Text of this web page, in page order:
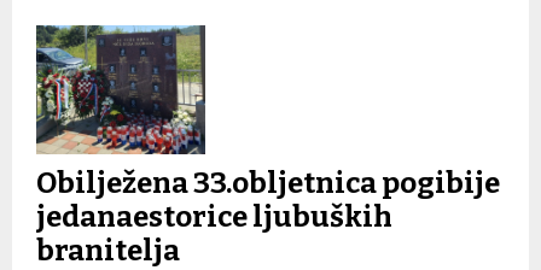
Obilježena 33.obljetnica pogibije
jedanaestorice ljubuških
branitelja